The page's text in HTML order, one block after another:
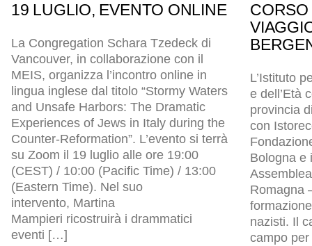
19 LUGLIO, EVENTO ONLINE
La Congregation Schara Tzedeck di
Vancouver, in collaborazione con il
MEIS, organizza l’incontro online in
lingua inglese dal titolo “Stormy Waters
and Unsafe Harbors: The Dramatic
Experiences of Jews in Italy during the
Counter-Reformation”. L’evento si terrà
su Zoom il 19 luglio alle ore 19:00
(CEST) / 10:00 (Pacific Time) / 13:00
(Eastern Time). Nel suo
intervento, Martina
Mampieri ricostruirà i drammatici
eventi […]
L’Istituto
e dell’Età
provincia
con
Bologna e
Romagna
nazisti. Il
campo